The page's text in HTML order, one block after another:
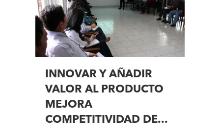
INNOVAR Y AÑADIR
VALOR AL PRODUCTO
MEJORA
COMPETITIVIDAD DE...